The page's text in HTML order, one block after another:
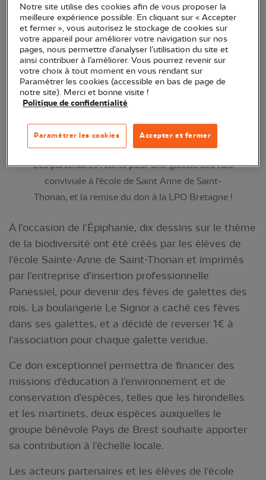
partenariat avec la LPO Bretagne pour célébrer le
début de l'année 2024.
Les partenaires réunis pour une galette des rois
conviviale à l'école de Saint Anne de Saint-
Thonan, et la remise du don à la LPO Bretagne !
À l'occasion de l'Épiphanie, dix dessins sur le thème
de la biodiversité ont été créés par les élèves de
l'école Sainte-Anne de Saint-Thonan et imprimés
par l'entreprise d'insertion professionnelle
Panessiel, pour devenir des fèves de galettes des
rois. La boulangerie Le Signor a caché ces fèves
dans ses galettes, et a décidé de reverser 1€ à
l'association pour chaque galette vendue.
Ce don exceptionnel permettra de financer des
missions d'éducation à l'environnement et de
conservation d'espèces, telles que les hirondelles
et les martinets, deux espèces auxquelles le
groupe bénévole Pays de Brest souhaite apporter
sa contribution à l'échelle locale.
Les acteurs partenaires et les élèves de l'école
Notre site utilise des cookies afin de vous proposer la
meilleure expérience possible. En cliquant sur « Accepter
et fermer », vous autorisez le stockage de cookies sur
votre appareil pour améliorer votre navigation sur nos
pages, nous permettre d’analyser l’utilisation du site et
ainsi contribuer à l’améliorer. Vous pourrez revenir sur
votre choix à tout moment en vous rendant sur
Paramétrer les cookies (accessible en bas de page de
notre site). Merci et bonne visite !
Politique de confidentialité
Accepter et fermer
Paramétrer les cookies